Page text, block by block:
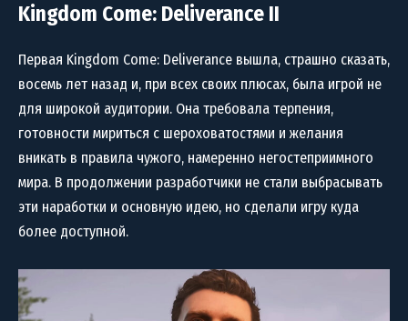
Kingdom Come: Deliverance II
Первая Kingdom Come: Deliverance вышла, страшно сказать,
восемь лет назад и, при всех своих плюсах, была игрой не
для широкой аудитории. Она требовала терпения,
готовности мириться с шероховатостями и желания
вникать в правила чужого, намеренно негостеприимного
мира. В продолжении разработчики не стали выбрасывать
эти наработки и основную идею, но сделали игру куда
более доступной.